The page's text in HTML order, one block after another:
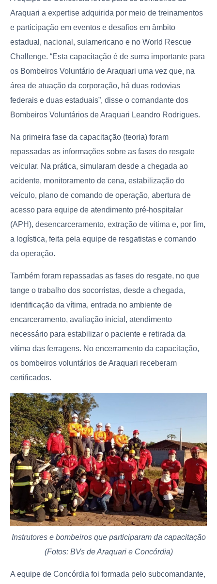
Araquari a expertise adquirida por meio de treinamentos
e participação em eventos e desafios em âmbito
estadual, nacional, sulamericano e no World Rescue
Challenge. “Esta capacitação é de suma importante para
os Bombeiros Voluntário de Araquari uma vez que, na
área de atuação da corporação, há duas rodovias
federais e duas estaduais”, disse o comandante dos
Bombeiros Voluntários de Araquari Leandro Rodrigues.
Na primeira fase da capacitação (teoria) foram
repassadas as informações sobre as fases do resgate
veicular. Na prática, simularam desde a chegada ao
acidente, monitoramento de cena, estabilização do
veículo, plano de comando de operação, abertura de
acesso para equipe de atendimento pré-hospitalar
(APH), desencarceramento, extração de vítima e, por fim,
a logística, feita pela equipe de resgatistas e comando
da operação.
Também foram repassadas as fases do resgate, no que
tange o trabalho dos socorristas, desde a chegada,
identificação da vítima, entrada no ambiente de
encarceramento, avaliação inicial, atendimento
necessário para estabilizar o paciente e retirada da
vítima das ferragens. No encerramento da capacitação,
os bombeiros voluntários de Araquari receberam
certificados.
Instrutores e bombeiros que participaram da capacitação
(Fotos: BVs de Araquari e Concórdia)
A equipe de Concórdia foi formada pelo subcomandante,